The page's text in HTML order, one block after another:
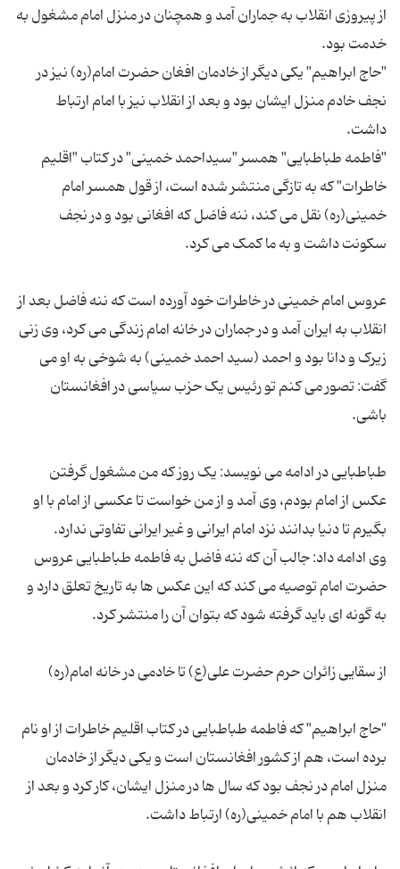
از پیروزی انقلاب به جماران آمد و همچنان در منزل امام مشغول به
"حاج ابراهیم" یکی دیگر از خادمان افغان حضرت امام(ره) نیز در
نجف خادم منزل ایشان بود و بعد از انقلاب نیز با امام ارتباط
"فاطمه طباطبایی" همسر "سیداحمد خمینی" در کتاب "اقلیم
خاطرات" که به تازگی منتشر شده است، از قول همسر امام
خمینی(ره) نقل می کند، ننه فاضل که افغانی بود و در نجف
عروس امام خمینی در خاطرات خود آورده است که ننه فاضل بعد از
انقلاب به ایران آمد و در جماران در خانه امام زندگی می کرد، وی زنی
زیرک و دانا بود و احمد (سید احمد خمینی) به شوخی به او می
گفت: تصور می کنم تو رئیس یک حزب سیاسی در افغانستان
طباطبایی در ادامه می نویسد: یک روز که من مشغول گرفتن
عکس از امام بودم، وی آمد و از من خواست تا عکسی از امام با او
وی ادامه داد: جالب آن که ننه فاضل به فاطمه طباطبایی عروس
حضرت امام توصیه می کند که این عکس ها به تاریخ تعلق دارد و
"حاج ابراهیم" که فاطمه طباطبایی در کتاب اقلیم خاطرات از او نام
برده است، هم از کشور افغانستان است و یکی دیگر از خادمان
منزل امام در نجف بود که سال ها در منزل ایشان، کار کرد و بعد از